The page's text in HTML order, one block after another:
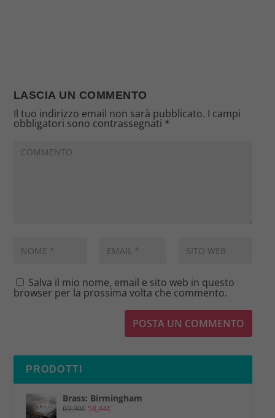
LASCIA UN COMMENTO
Il tuo indirizzo email non sarà pubblicato. I campi
obbligatori sono contrassegnati *
Salva il mio nome, email e sito web in questo
browser per la prossima volta che commento.
PRODOTTI
Brass: Birmingham
69,90€ 58,44€